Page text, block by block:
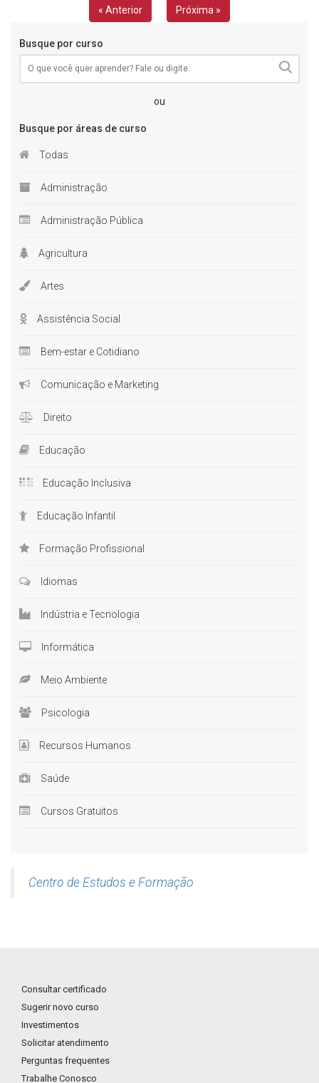
« Anterior Próxima »
Busque por curso
ou
Busque por áreas de curso
Todas
Administração
Administração Pública
Agricultura
Artes
Assistência Social
Bem-estar e Cotidiano
Comunicação e Marketing
Direito
Educação
Educação Inclusiva
Educação Infantil
Formação Profissional
Idiomas
Indústria e Tecnologia
Informática
Meio Ambiente
Psicologia
Recursos Humanos
Saúde
Cursos Gratuitos
Centro de Estudos e Formação
Consultar certificado
Sugerir novo curso
Investimentos
Solicitar atendimento
Perguntas frequentes
Trabalhe Conosco